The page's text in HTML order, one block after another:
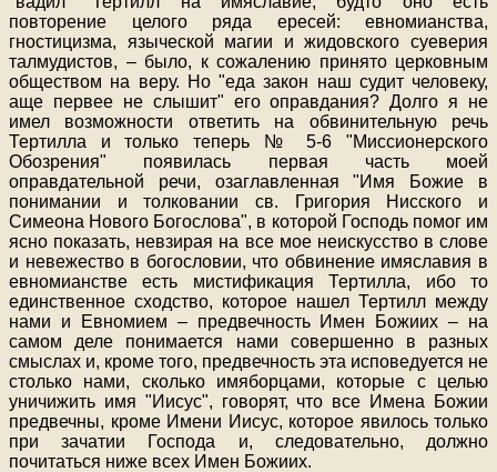
повторение целого ряда ересей: евномианства,
гностицизма, языческой магии и жидовского суеверия
талмудистов, – было, к сожалению принято церковным
обществом на веру. Но "еда закон наш судит человеку,
аще первее не слышит" его оправдания? Долго я не
имел возможности ответить на обвинительную речь
Тертилла и только теперь № 5-6 "Миссионерского
Обозрения" появилась первая часть моей
оправдательной речи, озаглавленная "Имя Божие в
понимании и толковании св. Григория Нисского и
Симеона Нового Богослова", в которой Господь помог им
ясно показать, невзирая на все мое неискусство в слове
и невежество в богословии, что обвинение имяславия в
евномианстве есть мистификация Тертилла, ибо то
единственное сходство, которое нашел Тертилл между
нами и Евномием – предвечность Имен Божиих – на
самом деле понимается нами совершенно в разных
смыслах и, кроме того, предвечность эта исповедуется не
столько нами, сколько имяборцами, которые с целью
уничижить имя "Иисус", говорят, что все Имена Божии
предвечны, кроме Имени Иисус, которое явилось только
при зачатии Господа и, следовательно, должно
почитаться ниже всех Имен Божиих.